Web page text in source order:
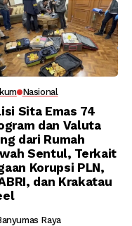
Nasional
Sita Emas 74
dan Valuta
dari Rumah
Sentul, Terkait
Korupsi PLN,
dan Krakatau
Raya